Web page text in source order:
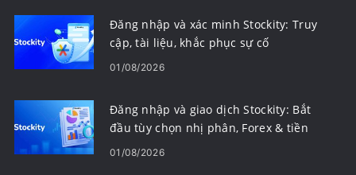
Đăng nhập và xác minh Stockity: Truy
cập, tài liệu, khắc phục sự cố
01/08/2026
Đăng nhập và giao dịch Stockity: Bắt
đầu tùy chọn nhị phân, Forex & tiền
điện tử
01/08/2026